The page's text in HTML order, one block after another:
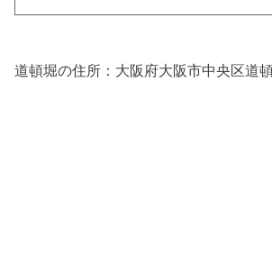
道頓堀の住所： 大阪府大阪市中央区道